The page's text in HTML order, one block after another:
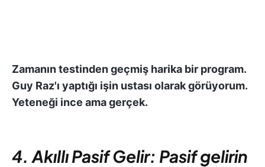
Zamanın testinden geçmiş harika bir program.
Guy Raz'ı yaptığı işin ustası olarak görüyorum.
Yeteneği ince ama gerçek.
4. Akıllı Pasif Gelir: Pasif gelirin